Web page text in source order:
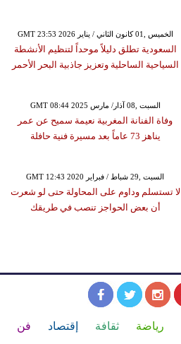
GMT 23:53 2026 الخميس ,01 كانون الثاني / يناير
السعودية تطلق دليلاً موحداً لتنظيم الأنشطة
السياحية الساحلية وتعزيز جاذبية البحر الأحمر
GMT 08:44 2025 السبت ,08 آذار/ مارس
وفاة الفنانة المغربية نعيمة سميح عن عمر
يناهز 73 عاماً بعد مسيرة فنية حافلة
GMT 12:43 2020 السبت ,29 شباط / فبراير
لا تستسلم وداوم على المحاولة حتى لو شعرت
أن بعض الحواجز تنصب في طريقك
رياضة ثقافة إقتصاد فن